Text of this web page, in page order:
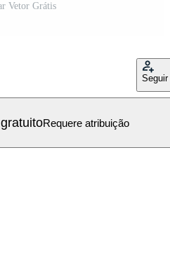
Vetor Grátis
Seguir
Requere atribuição